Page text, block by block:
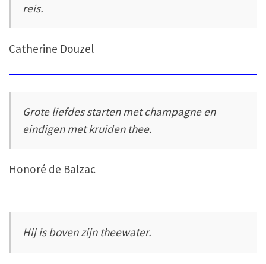
reis.
Catherine Douzel
Grote liefdes starten met champagne en
eindigen met kruiden thee.
Honoré de Balzac
Hij is boven zijn theewater.